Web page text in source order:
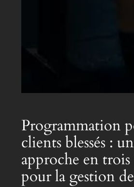
Programmation
clients blessés :
approche en trois
pour la gestion